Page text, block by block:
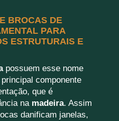
BROCAS DE
PARA
ESTRUTURAIS E
possuem esse nome
componente
que é
na madeira. Assim
danificam janelas,